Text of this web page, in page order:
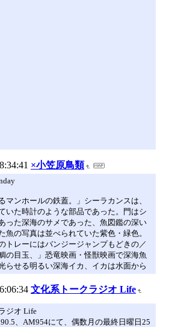
×小笠原鳥類
マンホールの鉄蓋。」シーラカンスは、
いた時計のような部品であった。門はシ
った深海のサメであった、魚図鑑の深い
魚の写真は並べられていた紫色・緑色。
トレーにはバンジージャンプもどきの／
の目玉、」恐竜映画・怪獣映画で深海魚
らせる明るい深海イカ、イカは水面から
文化系トークラジオ Life
ジオ Life
、AM954にて、偶数月の最終日曜日25